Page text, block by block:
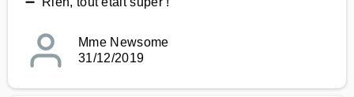
Mme Newsome
31/12/2019